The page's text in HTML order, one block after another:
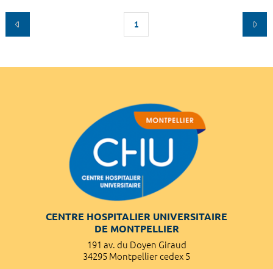
1
CENTRE HOSPITALIER UNIVERSITAIRE
DE MONTPELLIER
191 av. du Doyen Giraud
34295 Montpellier cedex 5